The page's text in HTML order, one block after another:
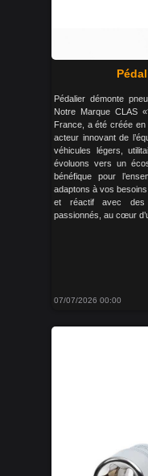
Pédalier démonte
Notre Marque CLAS
France, a été créée
acteur innovant de
véhicules légers,
évoluons vers un
bénéfique pour
adaptons à vos
et réactif avec des
passionnés, au cœur
07/07/2026 00:00